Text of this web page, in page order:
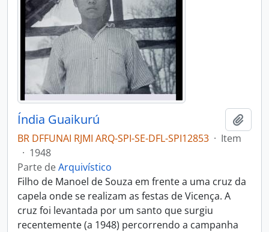
Índia Guaikurú
BR DFFUNAI RJMI ARQ-SPI-SE-DFL-SPI12853 · Item
· 1948
Parte deArquivístico
Filho de Manoel de Souza em frente a uma cruz da
capela onde se realizam as festas de Vicença. A
cruz foi levantada por um santo que surgiu
recentemente (a 1948) percorrendo a campanha